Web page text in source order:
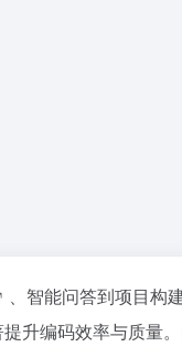
、智能问答到项目构
升编码效率与质量